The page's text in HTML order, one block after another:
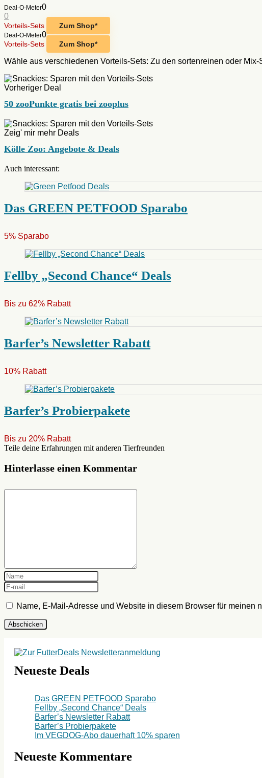
Deal-O-Meter0
0
Vorteils-Sets Zum Shop*
Deal-O-Meter0
Vorteils-Sets Zum Shop*
Wähle aus verschiedenen Vorteils-Sets: Zu den sortenreinen oder
Vorheriger Deal
50 zooPunkte gratis bei zooplus
Zeig' mir mehr Deals
Kölle Zoo: Angebote & Deals
Auch interessant:
Das GREEN PETFOOD Sparabo
5% Sparabo
Fellby „Second Chance“ Deals
Bis zu 62% Rabatt
Barfer’s Newsletter Rabatt
10% Rabatt
Barfer’s Probierpakete
Bis zu 20% Rabatt
Teile deine Erfahrungen mit anderen Tierfreunden
Hinterlasse einen Kommentar
Name, E-Mail-Adresse und Website in diesem Browser für meinen
Neueste Deals
Das GREEN PETFOOD Sparabo
Fellby „Second Chance“ Deals
Barfer’s Newsletter Rabatt
Barfer’s Probierpakete
Im VEGDOG-Abo dauerhaft 10% sparen
Neueste Kommentare